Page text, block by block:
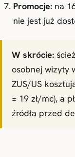
Promocje: na
nie jest już
W skrócie:
osobnej wizyty
ZUS/US
= 19 zł/mc), a
źródła przed